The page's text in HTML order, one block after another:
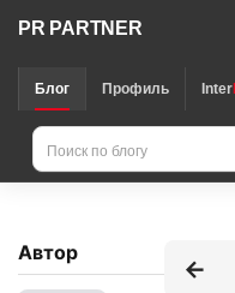
PR PARTNER
Блог Профиль Inter
Автор